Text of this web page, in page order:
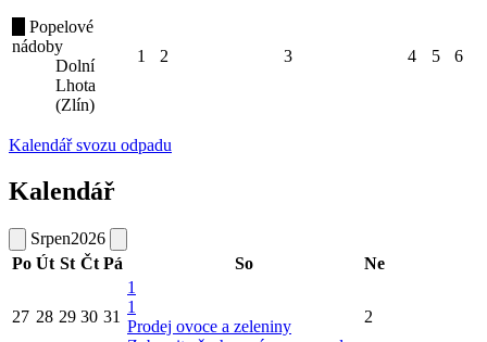
Popelové
nádoby
Dolní
Lhota
(Zlín)
1 2 3 4 5 6
Kalendář svozu odpadu
Kalendář
Srpen2026
Po Út St Čt Pá So Ne
27 28 29 30 31
1
1
Prodej ovoce a zeleniny
2